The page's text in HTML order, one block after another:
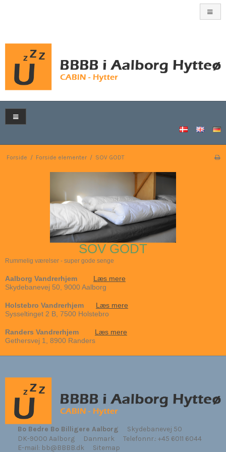
Forside / Forside elementer / SOV GODT
SOV GODT
Rummelig værelser - super gode senge
Aalborg Vandrerhjem
Læs mere
Skydebanevej 50, 9000 Aalborg
Holstebro Vandrerhjem
Læs mere
Sysseltinget 2 B, 7500 Holstebro
Randers Vandrerhjem
Læs mere
Gethersvej 1, 8900 Randers
Bo Bedre Bo Billigere Aalborg
Skydebanevej 50
DK-9000 Aalborg
Danmark Telefonnr.: +45 6011 6044
E-mail: bb@BBBB.dk Sitemap